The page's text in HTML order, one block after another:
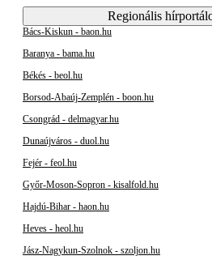
Regionális
Bács-Kiskun - baon.hu
Baranya - bama.hu
Békés - beol.hu
Borsod-Abaúj-Zemplén - boon.hu
Csongrád - delmagyar.hu
Dunaújváros - duol.hu
Fejér - feol.hu
Győr-Moson-Sopron - kisalfold.hu
Hajdú-Bihar - haon.hu
Heves - heol.hu
Jász-Nagykun-Szolnok - szoljon.hu